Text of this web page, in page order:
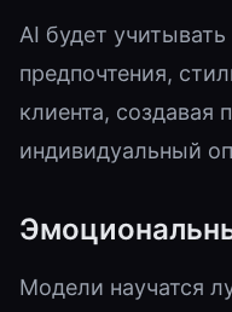
AI будет
предпочтения,
клиента, создавая
индивидуальный
Модели научатся